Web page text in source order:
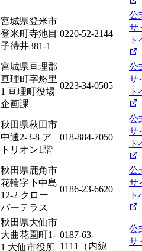
宮城県登米市
登米町寺池目
子待井381-1
0220-52-2144
公
サ
ト
宮城県亘理郡
亘理町字悠里
1 亘理町役場
企画課
0223-34-0505
公
サ
ト
秋田県秋田市
中通2-3-8 ア
トリオン1階
018-884-7050
公
サ
ト
秋田県鹿角市
花輪字下中島
12-2 クロー
バーテラス
0186-23-6620
公
サ
ト
秋田県大仙市
大曲花園町1-
1 大仙市役所
0187-63-
1111（内線
公
サ